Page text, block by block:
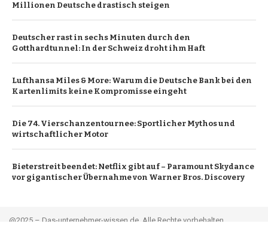
Millionen Deutsche drastisch steigen
Deutscher rast in sechs Minuten durch den
Gotthardtunnel: In der Schweiz droht ihm Haft
Lufthansa Miles & More: Warum die Deutsche Bank bei den
Kartenlimits keine Kompromisse eingeht
Die 74. Vierschanzentournee: Sportlicher Mythos und
wirtschaftlicher Motor
Bieterstreit beendet: Netflix gibt auf – Paramount Skydance
vor gigantischer Übernahme von Warner Bros. Discovery
@2025 – Das-unternehmer-wissen.de. Alle Rechte vorbehalten.